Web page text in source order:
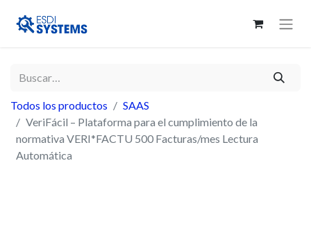
Todos los productos
SAAS
VeriFácil – Plataforma para el cumplimiento de la
normativa VERI*FACTU 500 Facturas/mes Lectura
Automática